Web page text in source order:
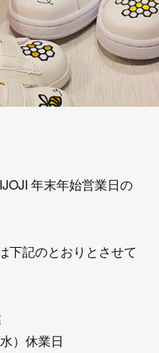
年末年始営業日の
下記のとおりとさせて
）休業日